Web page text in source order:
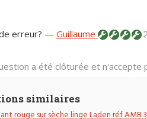
erreur? — Guillaume
a été clôturée et n'accepte
similaires
rouge sur sèche linge Laden réf AMB